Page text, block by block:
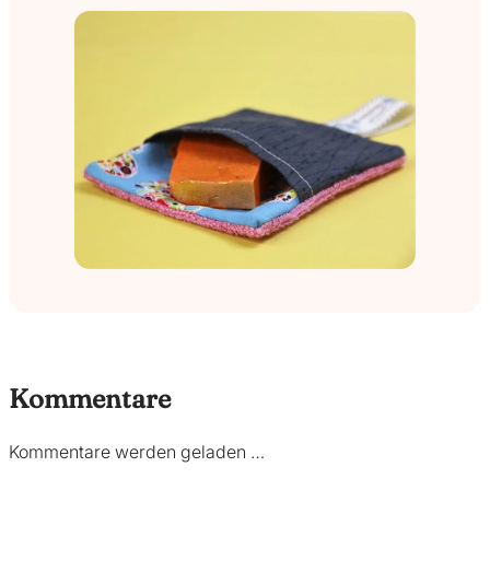
Kommentare
Kommentare werden geladen …